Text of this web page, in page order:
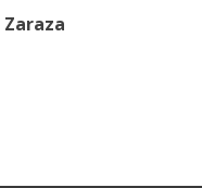
Zaraza